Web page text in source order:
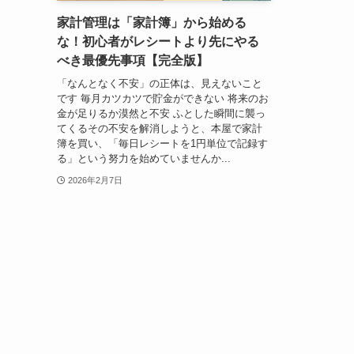
家計管理は「家計簿」から始める
な！初心者がレシートより先にやる
べき最優先事項【完全版】
「なんとなく不安」の正体は、見えないこと
です 毎月カツカツで貯金ができない 将来のお
金が足りるか漠然と不安 ふとした瞬間に襲っ
てくるその不安を解消しようと、本屋で家計
簿を買い、「毎日レシートを1円単位で記録す
る」という努力を始めていませんか...
2026年2月7日